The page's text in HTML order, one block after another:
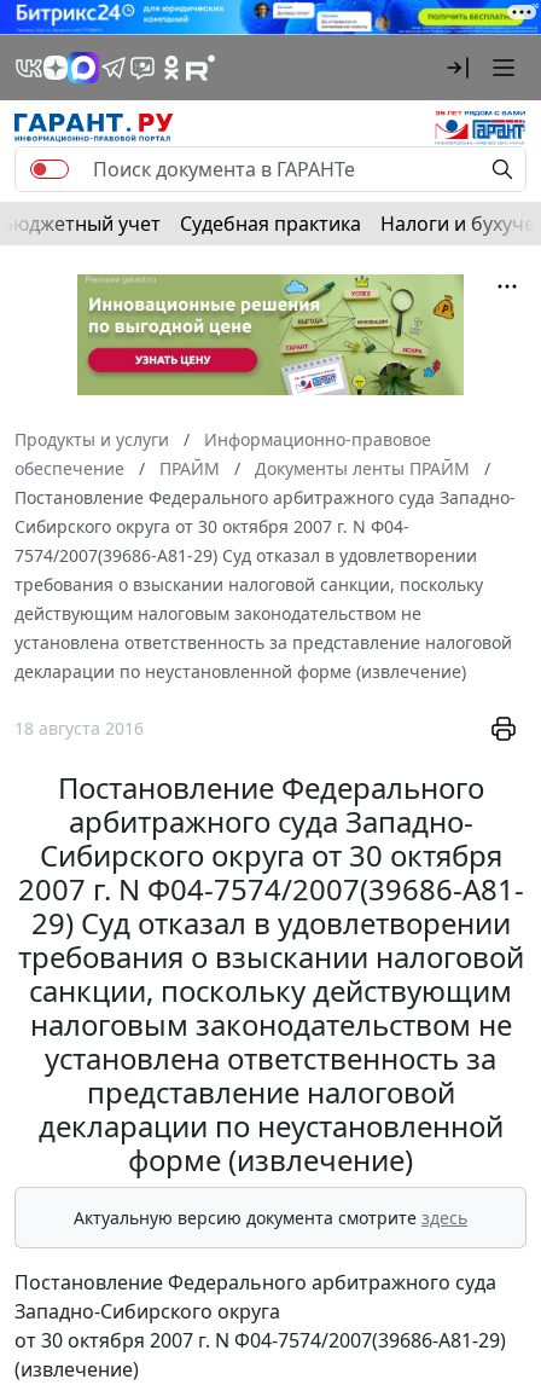
Бюджетный учет Судебная практика Налоги и
Продукты и услуги
Информационно-правовое
обеспечение
ПРАЙМ
Документы ленты ПРАЙМ
Постановление Федерального арбитражного суда Западно-
Сибирского округа от 30 октября 2007 г. N Ф04-
7574/2007(39686-А81-29) Суд отказал в удовлетворении
требования о взыскании налоговой санкции, поскольку
действующим налоговым законодательством не
установлена ответственность за представление налоговой
декларации по неустановленной форме (извлечение)
18 августа 2016
Постановление Федерального
арбитражного суда Западно-
Сибирского округа от 30 октября
2007 г. N Ф04-7574/2007(39686-А81-
29) Суд отказал в удовлетворении
требования о взыскании налоговой
санкции, поскольку действующим
налоговым законодательством не
установлена ответственность за
представление налоговой
декларации по неустановленной
форме (извлечение)
Актуальную версию документа смотрите здесь
Постановление Федерального арбитражного суда
Западно-Сибирского округа
от 30 октября 2007 г. N Ф04-7574/2007(39686-А81-29)
(извлечение)